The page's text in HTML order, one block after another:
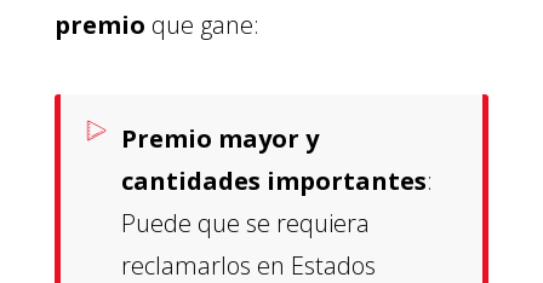
premio que gane:
Premio mayor y
cantidades importantes:
Puede que se requiera
reclamarlos en Estados